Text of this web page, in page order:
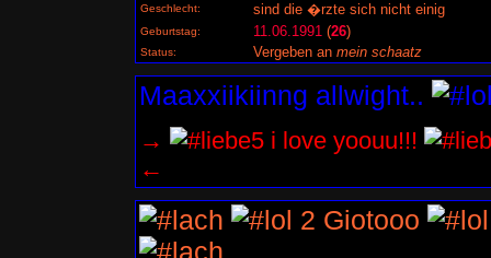
Geschlecht: sind die �rzte sich nicht einig
Geburtstag: 11.06.1991 (26)
Status: Vergeben an mein schaatz
Maaxxiikiinng allwight..
→
i love yoouu!!!
←
2 Giotooo